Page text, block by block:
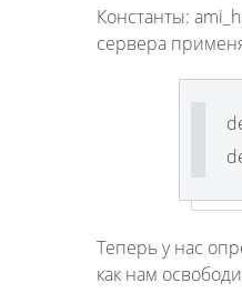
Константы:
сервера
Теперь у нас
как нам